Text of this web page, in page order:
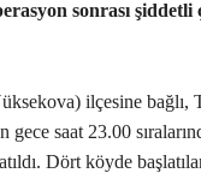
sonrası şiddetli
ilçesine bağlı,
saat 23.00
Dört köyde